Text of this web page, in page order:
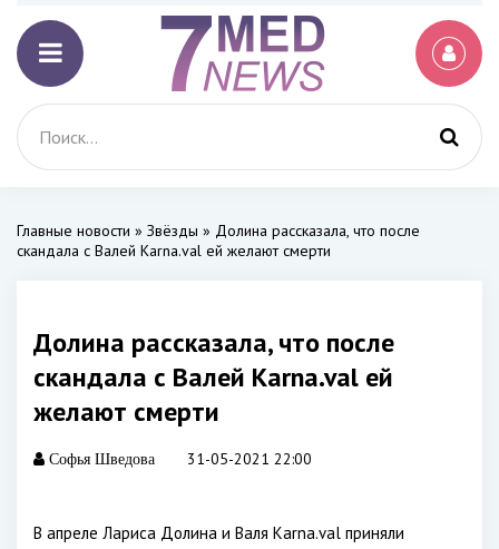
Главные новости » Звёзды » Долина рассказала, что после
скандала с Валей Karna.val ей желают смерти
Долина рассказала, что после
скандала с Валей Karna.val ей
желают смерти
Софья Шведова 31-05-2021 22:00
В апреле Лариса Долина и Валя Karna.val приняли